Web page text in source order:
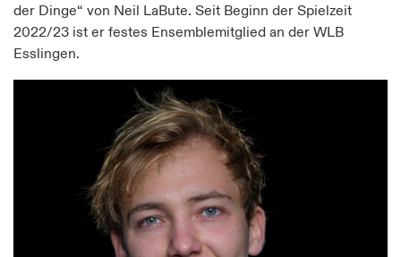
der Dinge“ von Neil LaBute. Seit Beginn der Spielzeit
2022/23 ist er festes Ensemblemitglied an der WLB
Esslingen.